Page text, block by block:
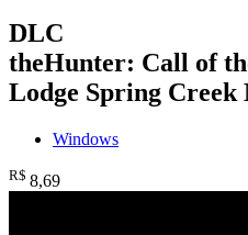
DLC
theHunter: Call of
Lodge Spring Creek
Windows
R$ 8,69